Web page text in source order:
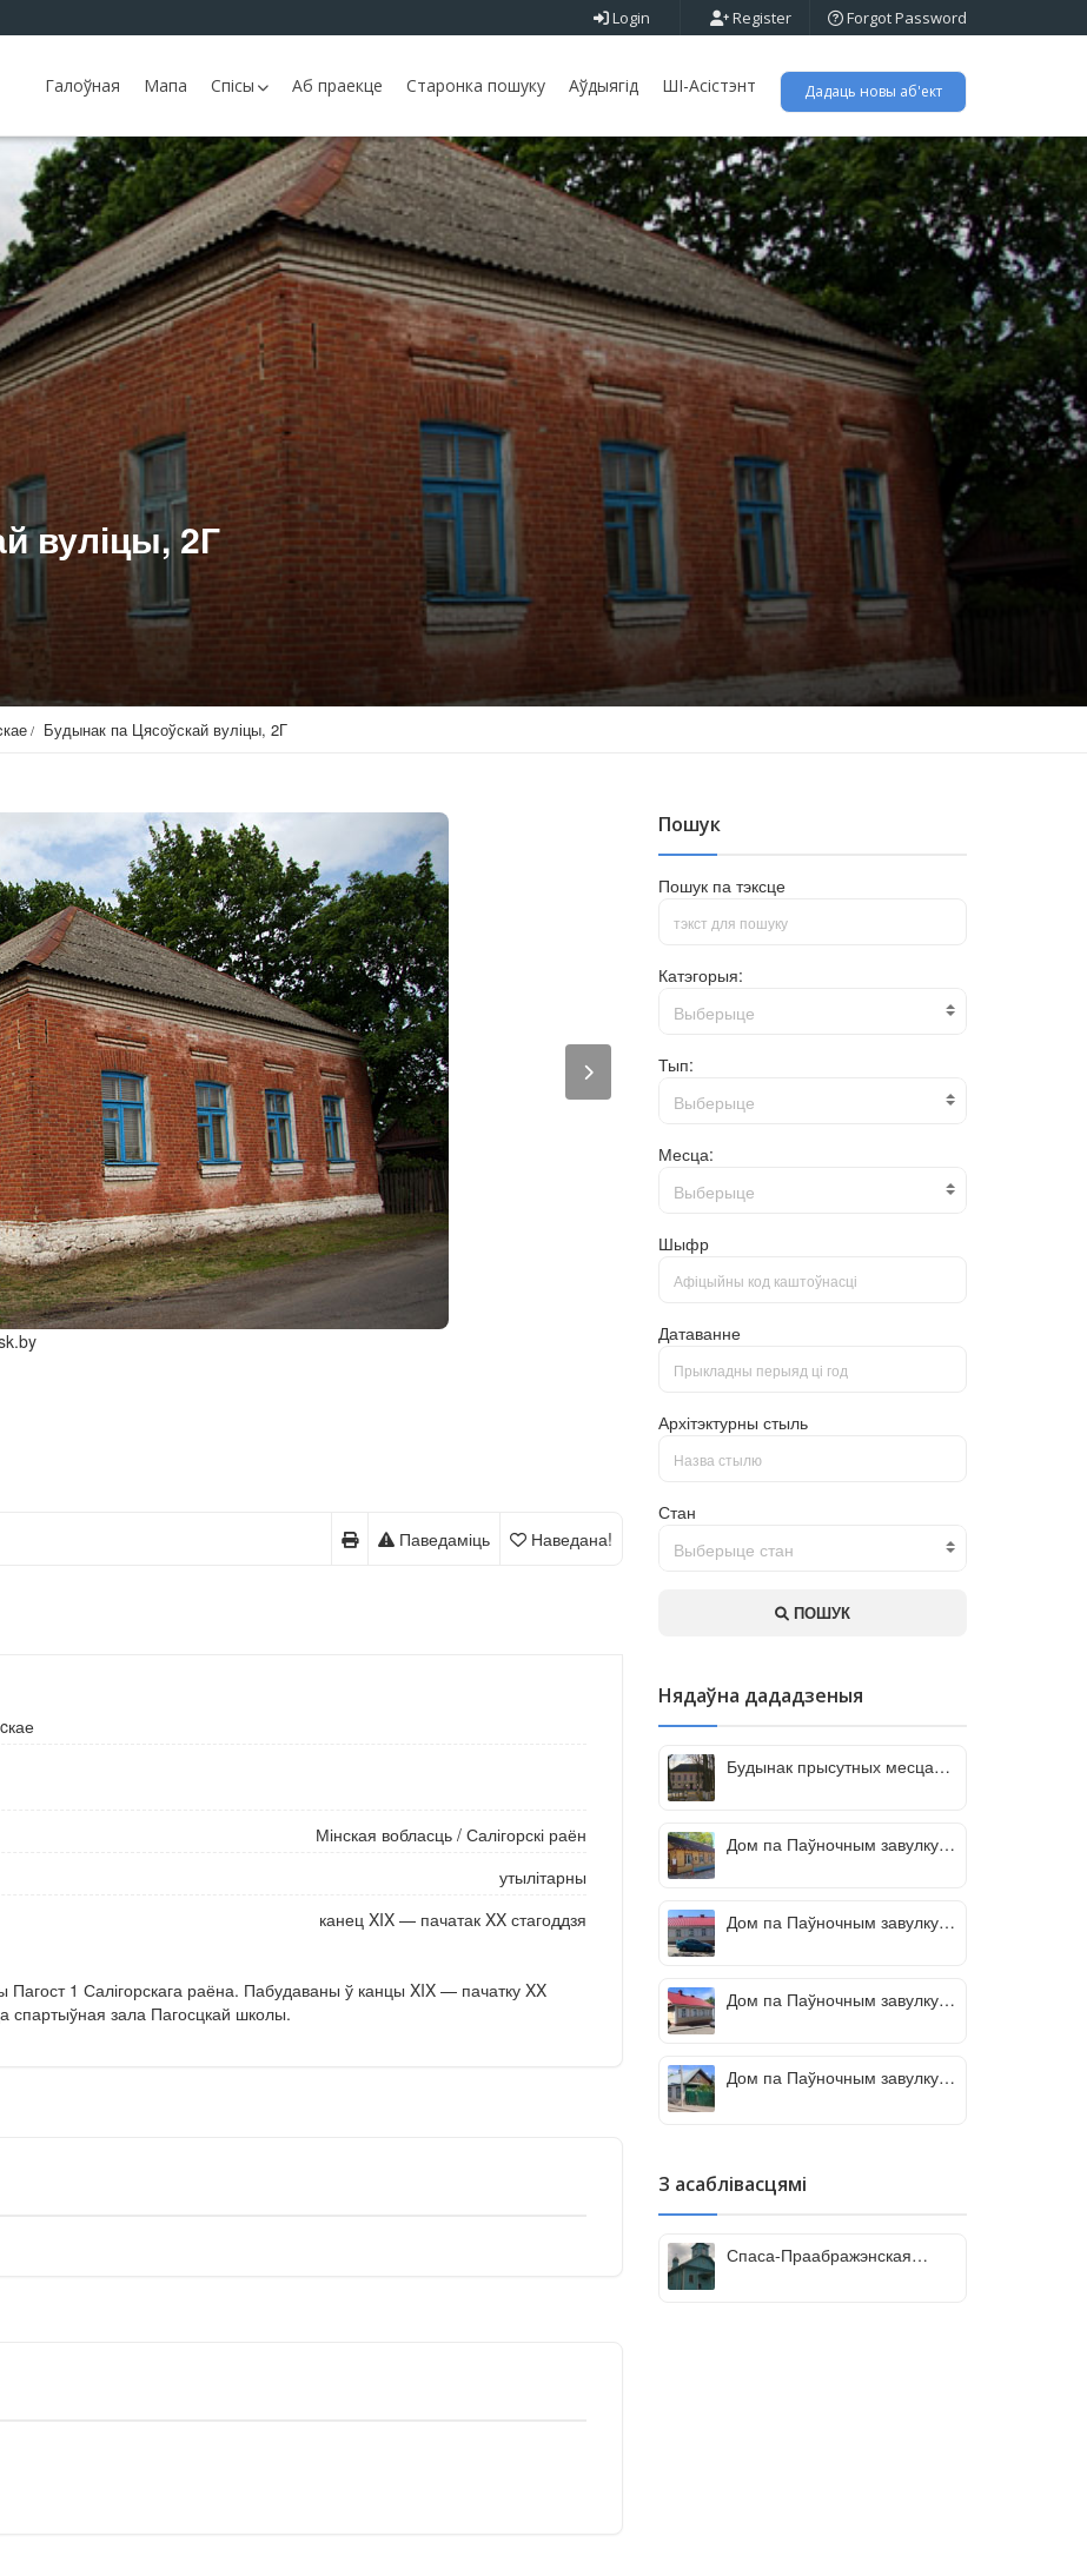
Login Register Forgot Password
Галоўная Мапа Спісы Аб праекце Старонка пошуку Аўдыягід ШІ-Асістэнт Дадаць новы аб'ект
вуліцы, 2Г
Будынак па Цясоўскай вуліцы, 2Г
Наведана!
Паведаміць
Мінская вобласць/ Салігорскі раён
утылітарны
канец XIX — пачатак XX стагоддзя
Пагост 1 Салігорскага раёна. Пабудаваны ў канцы XIX — пачатку XX
спартыўная зала Пагосцкай школы.
Пошук
Пошук па тэксце
Катэгорыя:
Выберыце
Тып:
Выберыце
Месца:
Выберыце
Шыфр
Датаванне
Архітэктурны стыль
Стан
Выберыце стан
ПОШУК
Нядаўна дададзеныя
Будынак прысутных месцаў
Дом па Паўночным завулку,
Дом па Паўночным завулку,
Дом па Паўночным завулку,
Дом па Паўночным завулку,
З асаблівасцямі
Спаса-Праабражэнская